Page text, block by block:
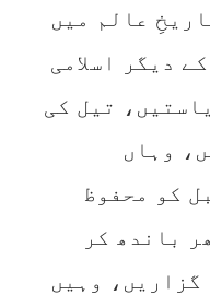
عالم میں
دیگر اسلامی
تیل کی
وہاں
کو محفوظ
باندھ کر
وہیں